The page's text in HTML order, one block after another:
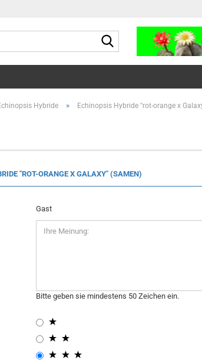
Hybride » Echinopsis Hybride "rot-orange x
"ROT-ORANGE X GALAXY" (SAMEN)
Gast
Bitte geben sie mindestens 50 Zeichen ein.